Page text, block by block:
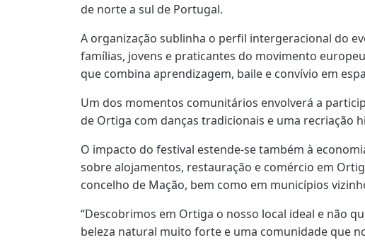
de norte a sul de Portugal.
A organização sublinha o perfil intergeracional do
famílias, jovens e praticantes do movimento
que combina aprendizagem, baile e convívio em
Um dos momentos comunitários envolverá a
de Ortiga com danças tradicionais e uma recriação
O impacto do festival estende-se também à
sobre alojamentos, restauração e comércio em
concelho de Mação, bem como em municípios
“Descobrimos em Ortiga o nosso local ideal e não
beleza natural muito forte e uma comunidade que